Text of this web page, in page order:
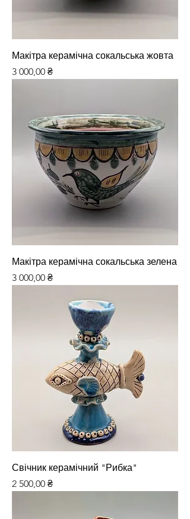
Макітра керамічна сокальська жовта
Ціна
3 000,00 ₴
Макітра керамічна сокальська зелена
Ціна
3 000,00 ₴
Свічник керамічний "Рибка"
Ціна
2 500,00 ₴